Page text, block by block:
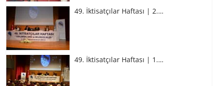
49. İktisatçılar Haftası | 2.…
49. İktisatçılar Haftası | 1.…